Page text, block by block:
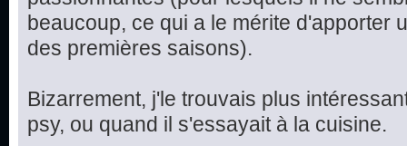
beaucoup, ce qui a le mérite d'apporter
des premières saisons).
Bizarrement, j'le trouvais plus
psy, ou quand il s'essayait à la cuisine.